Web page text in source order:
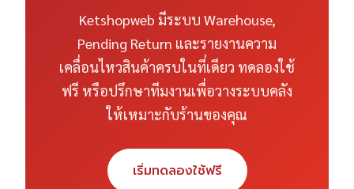
Ketshopweb มีระบบ Warehouse,
Pending Return และรายงานความ
เคลื่อนไหวสินค้าครบในที่เดียว ทดลองใช้
ฟรี หรือปรึกษาทีมงานเพื่อวางระบบคลัง
ให้เหมาะกับร้านของคุณ
เริ่มทดลองใช้ฟรี